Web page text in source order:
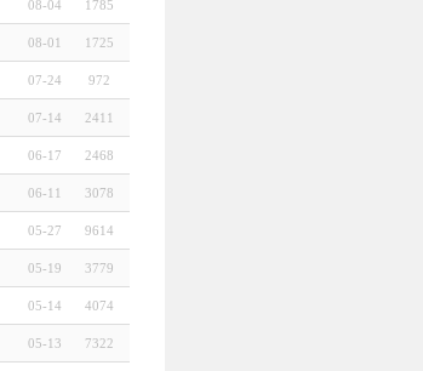
08-04 1785
08-01 1725
07-24 972
07-14 2411
06-17 2468
06-11 3078
05-27 9614
05-19 3779
05-14 4074
05-13 7322